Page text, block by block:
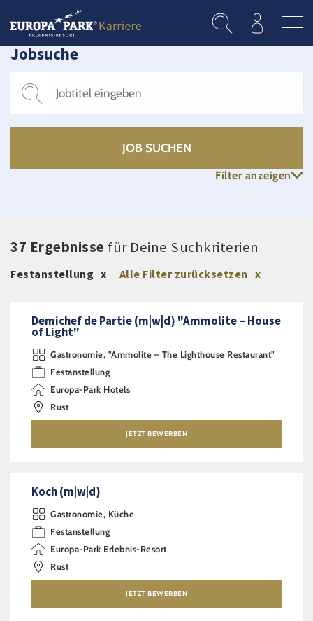
Direkt zum Inhalt
Jobsuche
Filter anzeigen
37 Ergebnisse für Deine Suchkriterien
Festanstellung Alle Filter zurücksetzen
Demichef de Partie (m|w|d) "Ammolite – House
of Light"
Gastronomie, "Ammolite – The Lighthouse Restaurant"
Festanstellung
Europa-Park Hotels
Rust
JETZT BEWERBEN
Koch (m|w|d)
Gastronomie, Küche
Festanstellung
Europa-Park Erlebnis-Resort
Rust
JETZT BEWERBEN